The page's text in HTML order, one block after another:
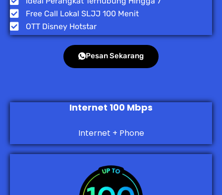
Free Call Lokal SLJJ 100 Menit
OTT Disney Hotstar
Pesan Sekarang
Internet 100 Mbps
Internet + Phone